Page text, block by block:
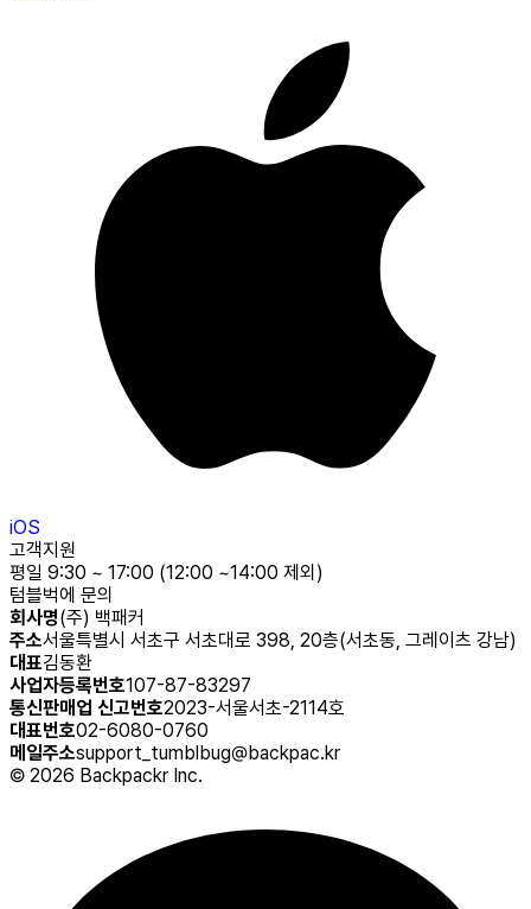
iOS
고객지원
평일 9:30 ~ 17:00 (12:00 ~14:00 제외)
텀블벅에 문의
회사명(주) 백패커
주소서울특별시 서초구 서초대로 398, 20층(서초동, 그레이츠 강남)
대표김동환
사업자등록번호107-87-83297
통신판매업 신고번호2023-서울서초-2114호
대표번호02-6080-0760
메일주소support_tumblbug@backpac.kr
© 2026 Backpackr Inc.